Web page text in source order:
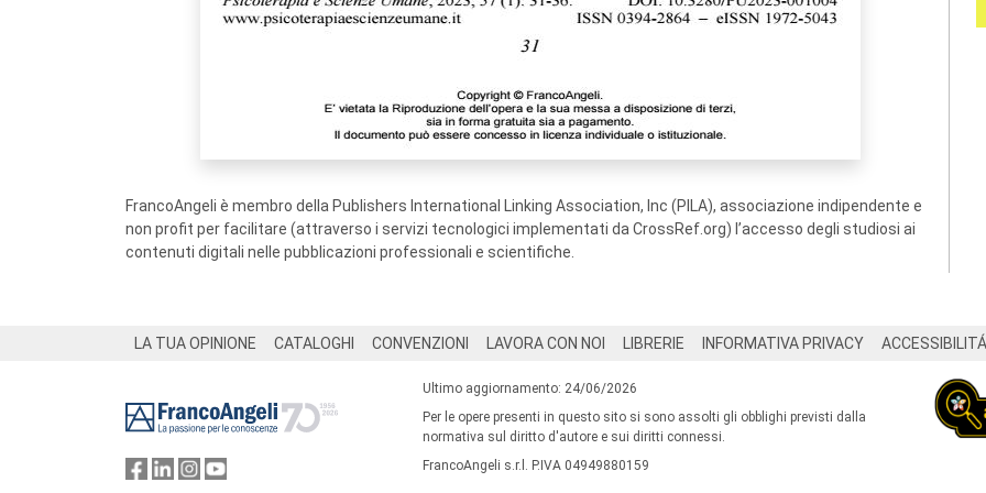
FrancoAngeli è membro della Publishers International Linking Association, Inc (PILA), associazione indipendente e
non profit per facilitare (attraverso i servizi tecnologici implementati da CrossRef.org) l’accesso degli studiosi ai
contenuti digitali nelle pubblicazioni professionali e scientifiche.
LA TUA OPINIONE CATALOGHI CONVENZIONI LAVORA CON NOI LIBRERIE INFORMATIVA PRIVACY ACCESSIBILITÁ
Ultimo aggiornamento: 24/06/2026
Per le opere presenti in questo sito si sono assolti gli obblighi previsti dalla
normativa sul diritto d'autore e sui diritti connessi.
FrancoAngeli s.r.l. P.IVA 04949880159